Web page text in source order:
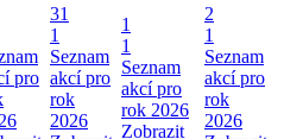
pro
31
1
Seznam
akcí pro
rok
2026
1
1
Seznam
akcí pro
rok 2026
Zobrazit
2
1
Seznam
akcí pro
rok
2026